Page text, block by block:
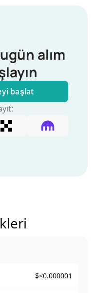
alım
başlat
$<0.000001